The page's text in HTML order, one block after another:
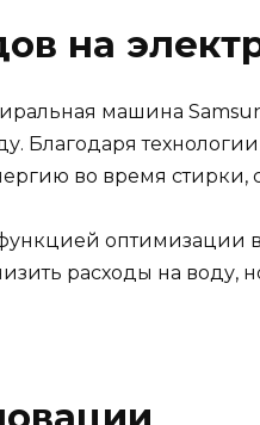
на
машина
Благодаря
во время стирки,
функцией
расходы на